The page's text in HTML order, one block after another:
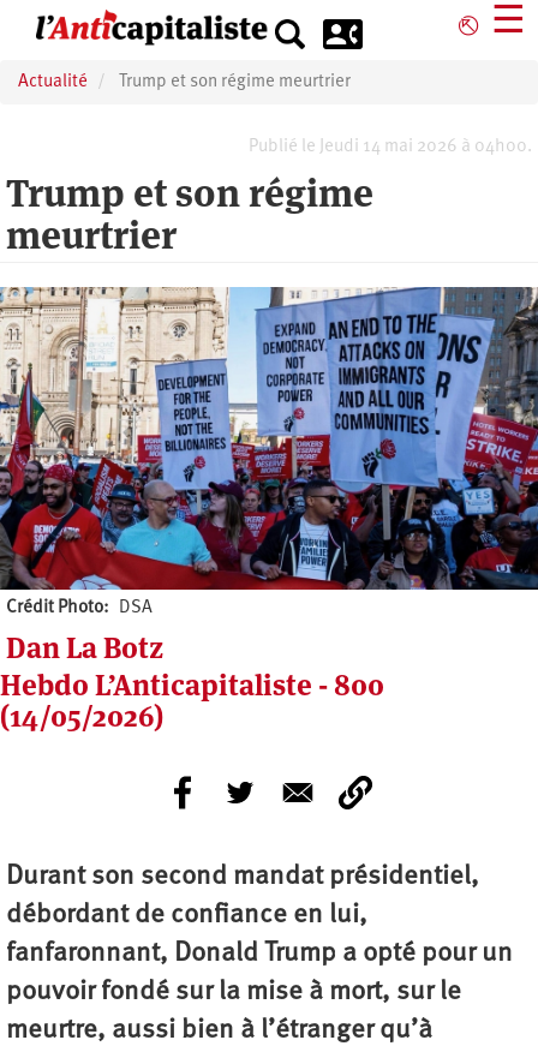
principal
⎋ ☰
Actualité Trump et son régime meurtrier
Publié le Jeudi 14 mai 2026 à 04h00.
Trump et son régime
meurtrier
Crédit Photo DSA
Dan La Botz
Hebdo L’Anticapitaliste - 800
(14/05/2026)
Durant son second mandat présidentiel,
débordant de confiance en lui,
fanfaronnant, Donald Trump a opté pour un
pouvoir fondé sur la mise à mort, sur le
meurtre, aussi bien à l’étranger qu’à